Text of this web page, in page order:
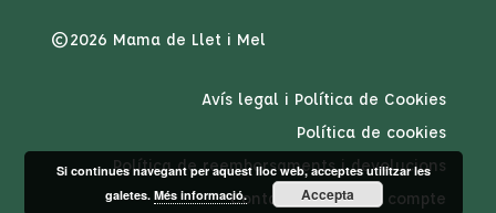
©2026 Mama de Llet i Mel
Avís legal i Política de Cookies
Política de cookies
Política de reemborsaments i devolucions
Contacte
El meu compte
Si continues navegant per aquest lloc web, acceptes utilitzar les
galetes. Més informació. Accepta